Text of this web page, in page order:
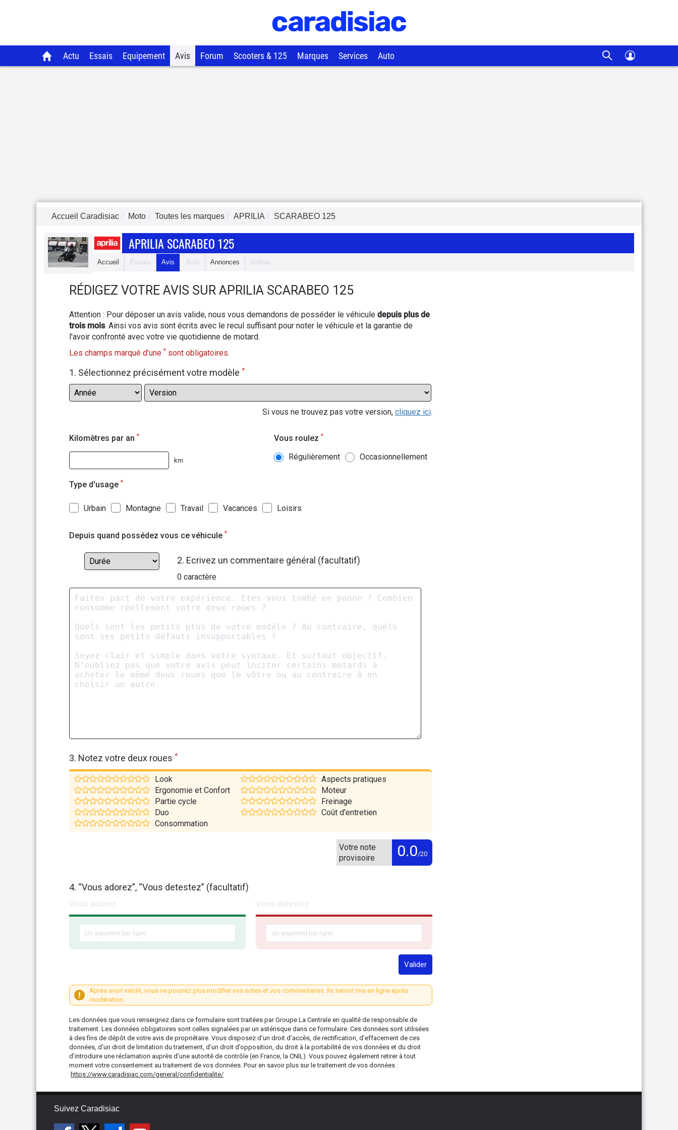
Actu Essais Equipement Avis Forum Scooters & 125 Marques Services Auto
Accueil Caradisiac Moto Toutes les marques APRILIA SCARABEO 125
APRILIA SCARABEO 125
Accueil Essais Avis Actu Annonces Vidéos
RÉDIGEZ VOTRE AVIS SUR APRILIA SCARABEO 125
Attention : Pour déposer un avis valide, nous vous demandons de posséder le véhicule depuis plus de
trois mois. Ainsi vos avis sont écrits avec le recul suffisant pour noter le véhicule et la garantie de
l'avoir confronté avec votre vie quotidienne de motard.
Les champs marqué d'une * sont obligatoires.
1. Sélectionnez précisément votre modèle *
Si vous ne trouvez pas votre version, cliquez ici.
Kilomètres par an *
km
Vous roulez *
Régulièrement Occasionnellement
Type d'usage *
Urbain Montagne Travail Vacances Loisirs
Depuis quand possédez vous ce véhicule *
2. Ecrivez un commentaire général (facultatif)
0 caractère
3. Notez votre deux roues *
Look
Aspects pratiques
Ergonomie et Confort
Moteur
Partie cycle
Freinage
Duo
Coût d'entretien
Consommation
Votre note
provisoire
0.0/20
4. “Vous adorez”, “Vous detestez” (facultatif)
Valider
Après avoir validé, vous ne pourrez plus modifier vos notes et vos commentaires. Ils seront mis en ligne après
modération.
Les données que vous renseignez dans ce formulaire sont traitées par Groupe La Centrale en qualité de responsable de
traitement. Les données obligatoires sont celles signalées par un astérisque dans ce formulaire. Ces données sont utilisées
à des fins de dépôt de votre avis de propriétaire. Vous disposez d’un droit d’accès, de rectification, d’effacement de ces
données, d’un droit de limitation du traitement, d’un droit d’opposition, du droit à la portabilité de vos données et du droit
d’introduire une réclamation auprès d’une autorité de contrôle (en France, la CNIL). Vous pouvez également retirer à tout
moment votre consentement au traitement de vos données. Pour en savoir plus sur le traitement de vos données :
https://www.caradisiac.com/general/confidentialite/
Suivez Caradisiac